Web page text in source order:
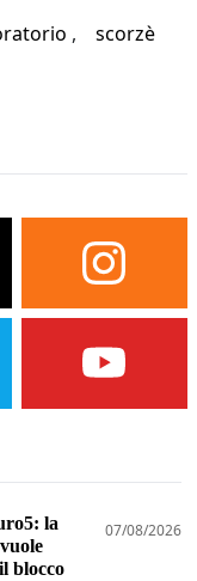
scorzè
la
blocco
07/08/2026